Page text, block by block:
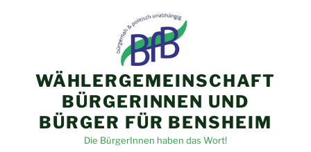
WÄHLERGEMEINSCHAFT
BÜRGERINNEN UND
BÜRGER FÜR BENSHEIM
Die BürgerInnen haben das Wort!